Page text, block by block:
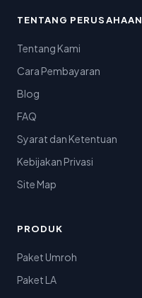
TENTANG PERUSAHAAN
Tentang Kami
Cara Pembayaran
Blog
FAQ
Syarat dan Ketentuan
Kebijakan Privasi
Site Map
PRODUK
Paket Umroh
Paket LA